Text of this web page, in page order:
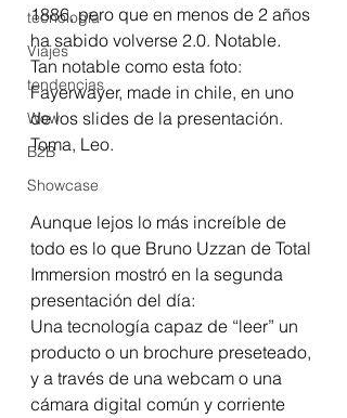
tecnología
Viajes
tendencias
Wow
B2B
Showcase
1886, pero que en menos de 2 años
ha sabido volverse 2.0. Notable.
Tan notable como esta foto:
Fayerwayer, made in chile, en uno
de los slides de la presentación.
Toma, Leo.
Aunque lejos lo más increíble de
todo es lo que Bruno Uzzan de Total
Immersion mostró en la segunda
presentación del día:
Una tecnología capaz de “leer” un
producto o un brochure preseteado,
y a través de una webcam o una
cámara digital común y corriente